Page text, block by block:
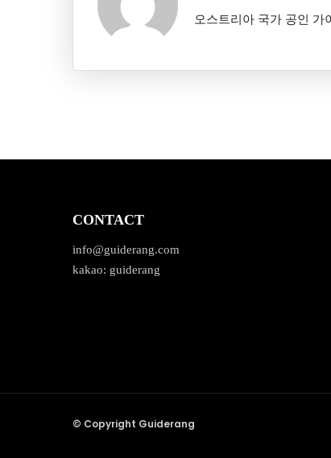
오스트리아 국가 공인 가
CONTACT
info@guiderang.com
kakao: guiderang
© Copyright Guiderang